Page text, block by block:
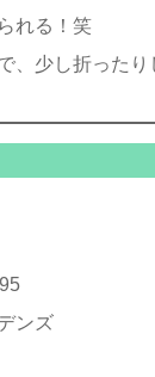
れる！笑
、少し折った
ンズ